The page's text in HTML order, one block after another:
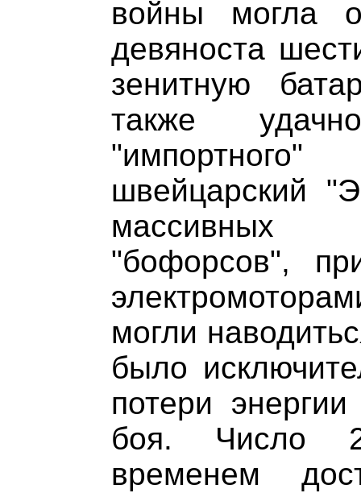
войны могла
девяноста
зенитную
также
швейцарский
массивных
"бофорсов",
могли
было
потери
боя. Число
временем